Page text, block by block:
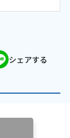
シェアする